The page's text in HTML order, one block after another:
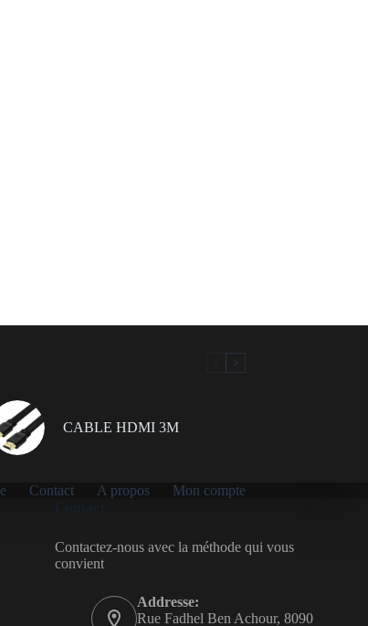
CABLE HDMI 3M
Contact A propos Mon compte
Contact
Contactez-nous avec la méthode qui vous
convient
Addresse:
Rue Fadhel Ben Achour, 8090